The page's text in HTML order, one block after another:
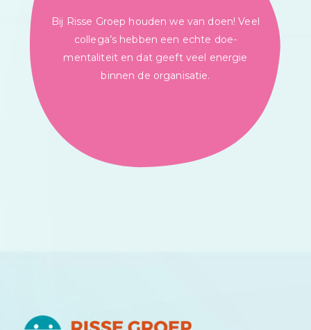
Bij Risse Groep houden we van doen! Veel
collega’s hebben een echte doe-
mentaliteit en dat geeft veel energie
binnen de organisatie.